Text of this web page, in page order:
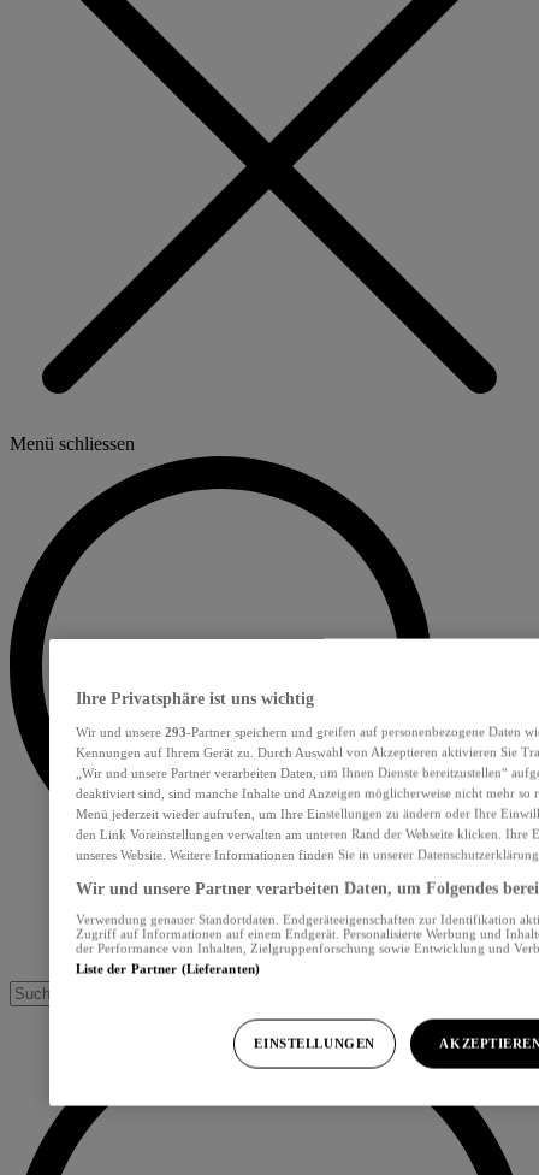
Menü schliessen
Ihre Privatsphäre ist uns wichtig
Wir und unsere 293-Partner speichern und greifen auf personenbezogene Daten
Kennungen auf Ihrem Gerät zu. Durch Auswahl von Akzeptieren aktivieren Sie
„Wir und unsere Partner verarbeiten Daten, um Ihnen Dienste bereitzustellen“
deaktiviert sind, sind manche Inhalte und Anzeigen möglicherweise nicht mehr so
Menü jederzeit wieder aufrufen, um Ihre Einstellungen zu ändern oder Ihre
den Link Voreinstellungen verwalten am unteren Rand der Webseite klicken. Ihre
unseres Website. Weitere Informationen finden Sie in unserer
Wir und unsere Partner verarbeiten Daten, um Folgendes
Verwendung genauer Standortdaten. Endgeräteeigenschaften zur Identifikation
Zugriff auf Informationen auf einem Endgerät. Personalisierte Werbung und
der Performance von Inhalten, Zielgruppenforschung sowie Entwicklung und
Liste der Partner (Lieferanten)
EINSTELLUNGEN